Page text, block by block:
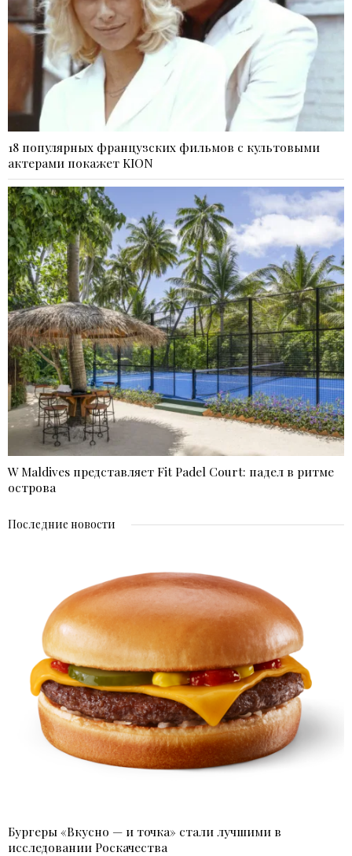
18 популярных французских фильмов с культовыми
актерами покажет KION
W Maldives представляет Fit Padel Court: падел в ритме
острова
Последние новости
Бургеры «Вкусно — и точка» стали лучшими в
исследовании Роскачества